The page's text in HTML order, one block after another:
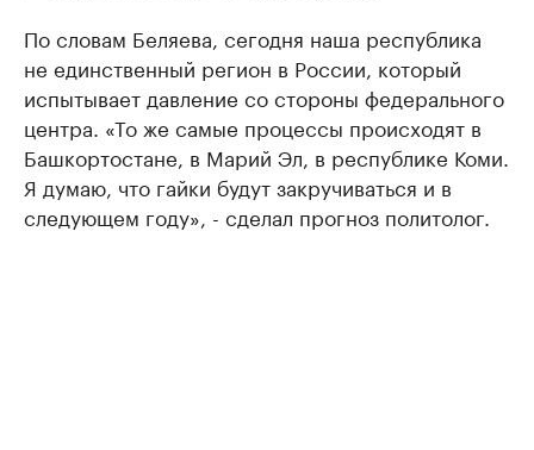
По словам Беляева, сегодня наша республика
не единственный регион в России, который
испытывает давление со стороны федерального
центра. «То же самые процессы происходят в
Башкортостане, в Марий Эл, в республике Коми.
Я думаю, что гайки будут закручиваться и в
следующем году», - сделал прогноз политолог.